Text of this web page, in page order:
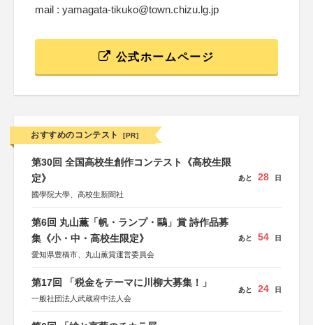
mail : yamagata-tikuko@town.chizu.lg.jp
公式ホームページ
おすすめのコンテスト [PR]
第30回 全国高校生創作コンテスト《高校生限
定》
國學院大學、高校生新聞社
あと 28 日
第6回 丸山薫「帆・ランプ・鷗」賞 詩作品募
集《小・中・高校生限定》
愛知県豊橋市、丸山薫賞運営委員会
あと 54 日
第17回 「税金をテーマに川柳大募集！」
一般社団法人武蔵府中法人会
あと 24 日